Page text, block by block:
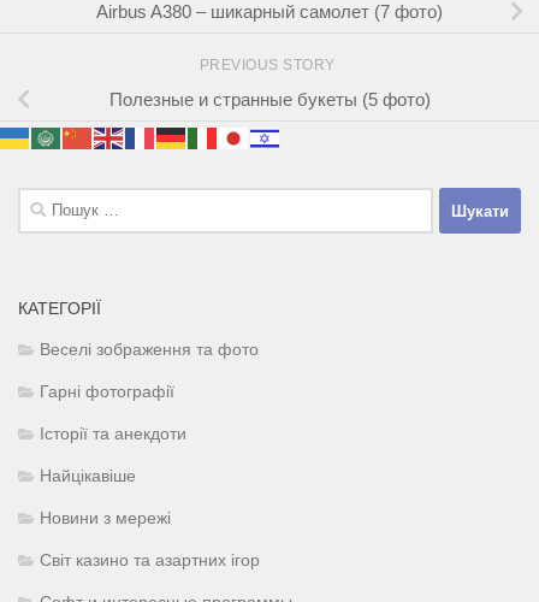
Airbus A380 – шикарный самолет (7 фото)
PREVIOUS STORY
Полезные и странные букеты (5 фото)
Пошук:
КАТЕГОРІЇ
Веселі зображення та фото
Гарні фотографії
Історії та анекдоти
Найцікавіше
Новини з мережі
Світ казино та азартних ігор